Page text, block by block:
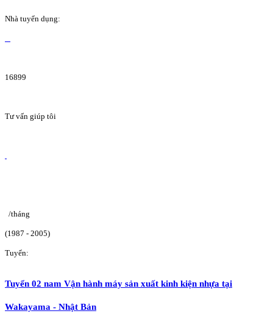
Nhà tuyển dụng:
16899
Tư vấn giúp tôi
/tháng
(1987 - 2005)
Tuyển:
Tuyển 02 nam Vận hành máy sản xuất kinh kiện nhựa tại
Wakayama - Nhật Bản